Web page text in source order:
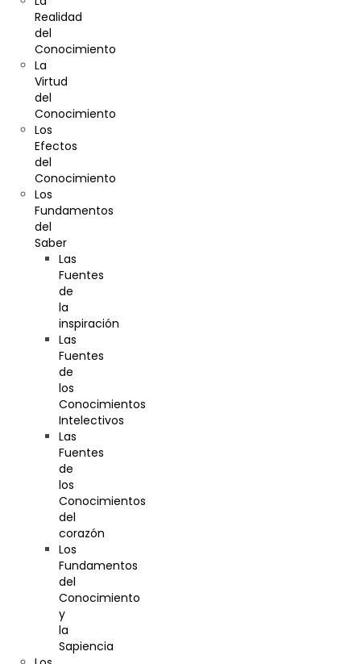
Realidad
del
Conocimiento
La
Virtud
del
Conocimiento
Los
Efectos
del
Conocimiento
Los
Fundamentos
del
Saber
Las
Fuentes
de
la
inspiración
Las
Fuentes
de
los
Conocimientos
Intelectivos
Las
Fuentes
de
los
Conocimientos
del
corazón
Los
Fundamentos
del
Conocimiento
y
la
Sapiencia